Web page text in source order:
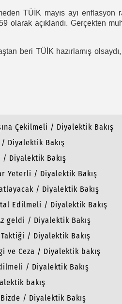
TÜİK mayıs ayı enflasyon
olarak açıklandı. Gerçekten
beri TÜİK hazırlamış
Çekilmeli / Diyalektik Bakış
/ Diyalektik Bakış
Diyalektik Bakış
Yeterli / Diyalektik Bakış
/ Diyalektik Bakış
Edilmeli / Diyalektik Bakış
geldi / Diyalektik Bakış
Taktiği / Diyalektik Bakış
ve Ceza / Diyalektik bakış
/ Diyalektik Bakış
bakış
/ Diyalektik Bakış